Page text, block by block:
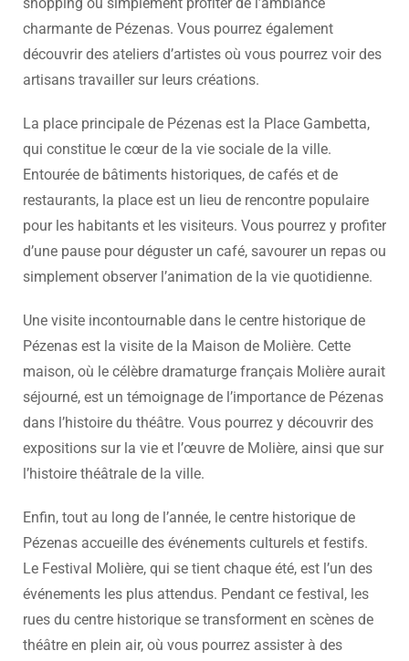
charmante de Pézenas. Vous pourrez également
découvrir des ateliers d’artistes où vous pourrez voir des
artisans travailler sur leurs créations.
La place principale de Pézenas est la Place Gambetta,
qui constitue le cœur de la vie sociale de la ville.
Entourée de bâtiments historiques, de cafés et de
restaurants, la place est un lieu de rencontre populaire
pour les habitants et les visiteurs. Vous pourrez y profiter
d’une pause pour déguster un café, savourer un repas ou
simplement observer l’animation de la vie quotidienne.
Une visite incontournable dans le centre historique de
Pézenas est la visite de la Maison de Molière. Cette
maison, où le célèbre dramaturge français Molière aurait
séjourné, est un témoignage de l’importance de Pézenas
dans l’histoire du théâtre. Vous pourrez y découvrir des
expositions sur la vie et l’œuvre de Molière, ainsi que sur
l’histoire théâtrale de la ville.
Enfin, tout au long de l’année, le centre historique de
Pézenas accueille des événements culturels et festifs.
Le Festival Molière, qui se tient chaque été, est l’un des
événements les plus attendus. Pendant ce festival, les
rues du centre historique se transforment en scènes de
théâtre en plein air, où vous pourrez assister à des